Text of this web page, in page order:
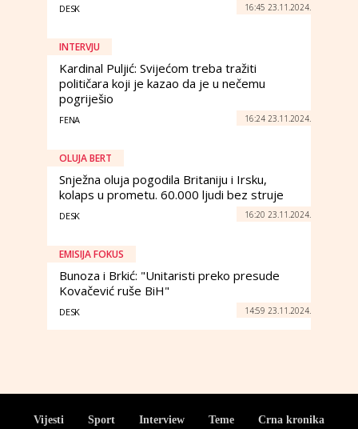
DESK 16:45 23.11.2024.
INTERVJU
Kardinal Puljić: Svijećom treba tražiti
političara koji je kazao da je u nečemu
pogriješio
FENA 16:24 23.11.2024.
OLUJA BERT
Snježna oluja pogodila Britaniju i Irsku,
kolaps u prometu. 60.000 ljudi bez struje
DESK 16:20 23.11.2024.
EMISIJA FOKUS
Bunoza i Brkić: "Unitaristi preko presude
Kovačević ruše BiH"
DESK 14:59 23.11.2024.
Vijesti Sport Interview Teme Crna kronika